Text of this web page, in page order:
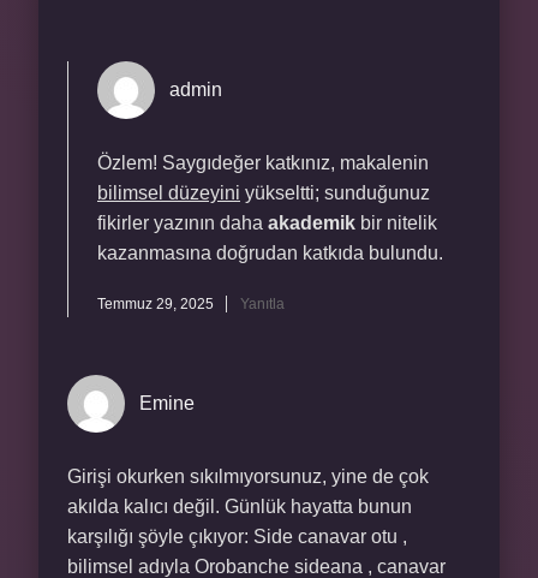
admin
Özlem! Saygıdeğer katkınız, makalenin
bilimsel düzeyini yükseltti; sunduğunuz
fikirler yazının daha akademik bir nitelik
kazanmasına doğrudan katkıda bulundu.
Temmuz 29, 2025 Yanıtla
Emine
Girişi okurken sıkılmıyorsunuz, yine de çok
akılda kalıcı değil. Günlük hayatta bunun
karşılığı şöyle çıkıyor: Side canavar otu ,
bilimsel adıyla Orobanche sideana , canavar